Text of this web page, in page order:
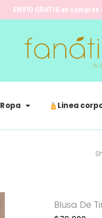
ENVÍO GRATIS en
Ropa Linea
Blusa De